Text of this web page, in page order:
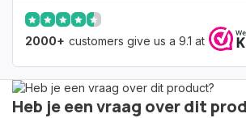
2000+ customers give us a 9.1 at
Heb je een vraag over dit